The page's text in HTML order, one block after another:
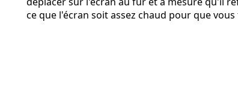
ce que l'écran soit assez chaud pour que vous